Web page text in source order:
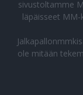
sivustoltamme
läpäisseet
ole mitään